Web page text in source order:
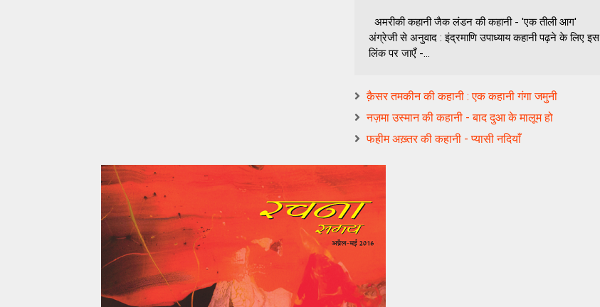
अमरीकी कहानी जैक लंडन की कहानी - 'एक तीली आग'
अंग्रेजी से अनुवाद : इंद्रमाणि उपाध्याय कहानी पढ़ने के लिए इस
लिंक पर जाएँ -...
क़ैसर तमकीन की कहानी : एक कहानी गंगा जमुनी
नज़मा उस्मान की कहानी - बाद दुआ के मालूम हो
फहीम अख़्तर की कहानी - प्यासी नदियाँ